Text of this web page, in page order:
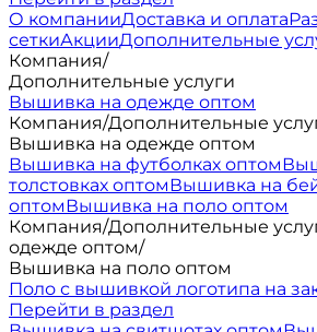
О компанииДоставка и оплата
сеткиАкцииДополнительные
Компания/
Дополнительные услуги
Вышивка на одежде оптом
Компания/Дополнительные
Вышивка на одежде оптом
Вышивка на футболках оптом
толстовках оптомВышивка на
оптомВышивка на поло оптом
Компания/Дополнительные
одежде оптом/
Вышивка на поло оптом
Поло с вышивкой логотипа на
Перейти в раздел